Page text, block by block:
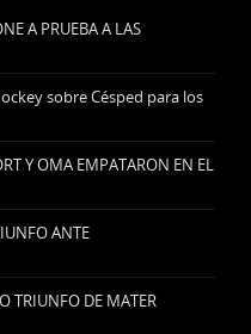
A PRUEBA A LAS
sobre Césped para los
Y OMA EMPATARON EN EL
ANTE
TRIUNFO DE MATER